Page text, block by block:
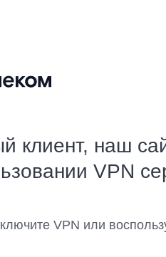
клиент, наш
VPN
VPN или